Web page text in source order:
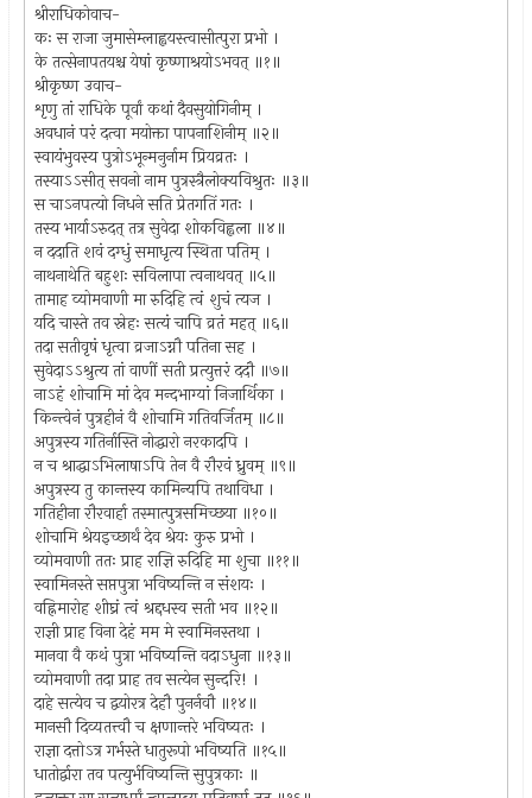
श्रीराधिकोवाच-
कः स राजा जुमासेम्लाह्वयस्त्वासीत्पुरा प्रभो ।
के तत्सेनापतयश्च येषां कृष्णाश्रयोऽभवत् ॥१॥
श्रीकृष्ण उवाच-
शृणु तां राधिके पूर्वां कथां दैवसुयोगिनीम् ।
अवधानं परं दत्वा मयोक्ता पापनाशिनीम् ॥२॥
स्वायंभुवस्य पुत्रोऽभून्मनुर्नाम प्रियव्रतः ।
तस्याऽऽसीत् सवनो नाम पुत्रस्त्रैलोक्यविश्रुतः ॥३॥
स चाऽनपत्यो निधने सति प्रेतगतिं गतः ।
तस्य भार्याऽरुदत् तत्र सुवेदा शोकविह्वला ॥४॥
न ददाति शवं दग्धुं समाधृत्य स्थिता पतिम् ।
नाथनाथेति बहुशः सविलापा त्वनाथवत् ॥५॥
तामाह व्योमवाणी मा रुदिहि त्वं शुचं त्यज ।
यदि चास्ते तव स्नेहः सत्यं चापि व्रतं महत् ॥६॥
तदा सतीवृषं धृत्वा व्रजाऽग्नौ पतिना सह ।
सुवेदाऽऽश्रुत्य तां वाणीं सती प्रत्युत्तरं ददौ ॥७॥
नाऽहं शोचामि मां देव मन्दभाग्यां निजार्थिका ।
किन्त्वेनं पुत्रहीनं वै शोचामि गतिवर्जितम् ॥८॥
अपुत्रस्य गतिर्नास्ति नोद्धारो नरकादपि ।
न च श्राद्धाऽभिलाषाऽपि तेन वै रौरवं ध्रुवम् ॥९॥
अपुत्रस्य तु कान्तस्य कामिन्यपि तथाविधा ।
गतिहीना रौरवार्हा तस्मात्पुत्रसमिच्छया ॥१०॥
शोचामि श्रेयइच्छार्थं देव श्रेयः कुरु प्रभो ।
व्योमवाणी ततः प्राह राज्ञि रुदिहि मा शुचा ॥११॥
स्वामिनस्ते सप्तपुत्रा भविष्यन्ति न संशयः ।
वह्निमारोह शीघ्रं त्वं श्रद्दधस्व सती भव ॥१२॥
राज्ञी प्राह विना देहं मम मे स्वामिनस्तथा ।
मानवा वै कथं पुत्रा भविष्यन्ति वदाऽधुना ॥१३॥
व्योमवाणी तदा प्राह तव सत्येन सुन्दरि! ।
दाहे सत्येव च द्वयोरत्र देहौ पुनर्नवौ ॥१४॥
मानसौ दिव्यतत्त्वौ च क्षणान्तरे भविष्यतः ।
राज्ञा दत्तोऽत्र गर्भस्ते धातुरूपो भविष्यति ॥१५॥
धातोर्द्वारा तव पत्युर्भविष्यन्ति सुपुत्रकाः ॥